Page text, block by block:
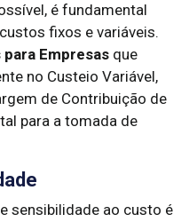
é fundamental
fixos e variáveis.
Empresas que
no Custeio Variável,
de Contribuição de
para a tomada de
sensibilidade ao custo é